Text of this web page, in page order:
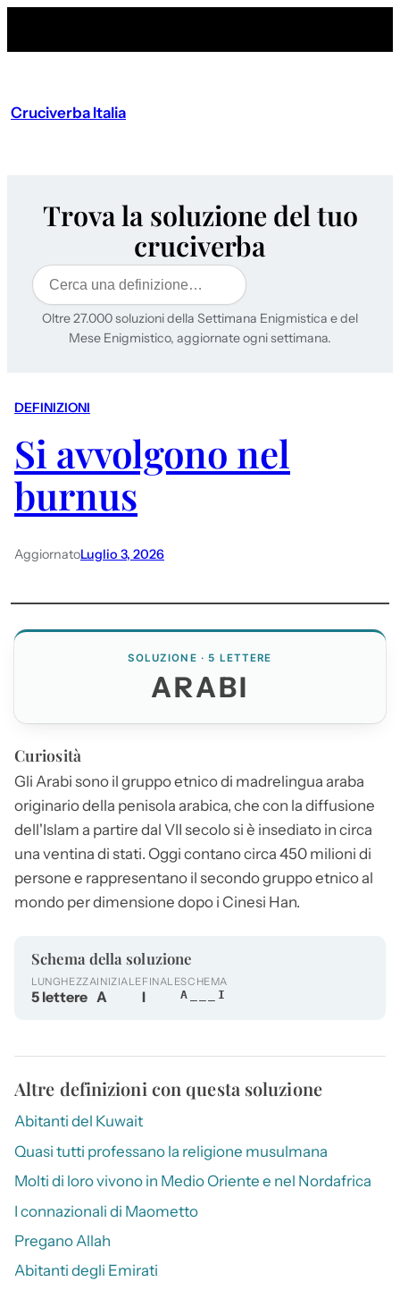
Cruciverba Italia
Trova la soluzione del tuo
cruciverba
Cerca
Oltre 27.000 soluzioni della Settimana Enigmistica e del
Mese Enigmistico, aggiornate ogni settimana.
DEFINIZIONI
Si avvolgono nel
burnus
AggiornatoLuglio 3, 2026
SOLUZIONE · 5 LETTERE
ARABI
Curiosità
Gli Arabi sono il gruppo etnico di madrelingua araba
originario della penisola arabica, che con la diffusione
dell'Islam a partire dal VII secolo si è insediato in circa
una ventina di stati. Oggi contano circa 450 milioni di
persone e rappresentano il secondo gruppo etnico al
mondo per dimensione dopo i Cinesi Han.
Schema della soluzione
LUNGHEZZA
5 lettere
INIZIALE
A
FINALE
I
SCHEMA
A___I
Altre definizioni con questa soluzione
Abitanti del Kuwait
Quasi tutti professano la religione musulmana
Molti di loro vivono in Medio Oriente e nel Nordafrica
I connazionali di Maometto
Pregano Allah
Abitanti degli Emirati